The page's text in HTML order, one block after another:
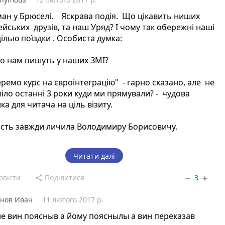
у Брюселі. Яскрава подія. Що цікавить ниших
друзів, та наш Уряд? І чому так обережні наші
поїздки . Особиста думка:
пишуть у наших ЗМІ?
курс на євроінтеграцію" - гарно сказано, але не
останні 3 роки куди ми прямували? - чудова
для читача на ціль візиту.
завжди личила Володимиру Борисовичу.
український парламент"
politics/1769937-groysman-u-bryusseli-
Читати далі
share Поділитися remove 3 add
Иван 11 лютого 2017 р.
вин поясныв а йому пояснылы а вин переказав